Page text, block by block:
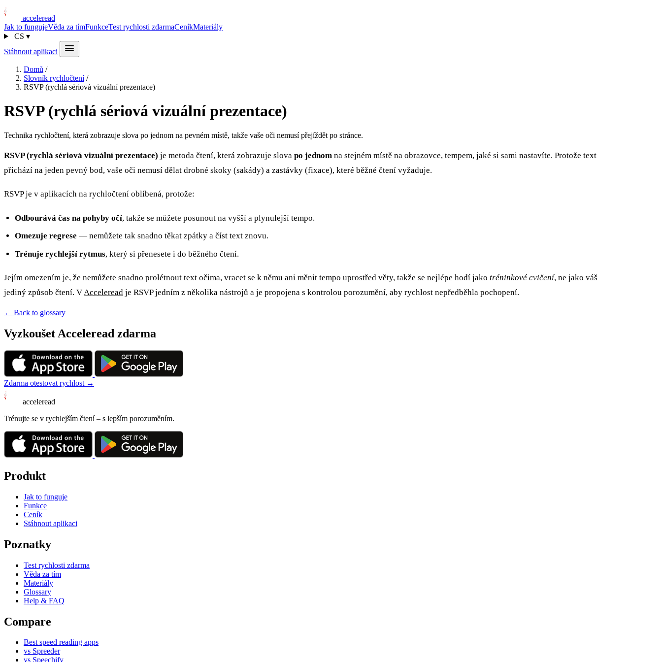
acceleread
Jak to fungujeVěda za tímFunkceTest rychlosti zdarmaCeníkMateriály
CS ▾
Stáhnout aplikaci
Domů /
Slovník rychločtení /
RSVP (rychlá sériová vizuální prezentace)
RSVP (rychlá sériová vizuální prezentace)
Technika rychločtení, která zobrazuje slova po jednom na pevném místě, takže vaše oči nemusí přejíždět po stránce.
RSVP (rychlá sériová vizuální prezentace) je metoda čtení, která zobrazuje slova po jednom na stejném místě na obrazovce, tempem, jaké si sami nastavíte. Protože text
přichází na jeden pevný bod, vaše oči nemusí dělat drobné skoky (sakády) a zastávky (fixace), které běžné čtení vyžaduje.
RSVP je v aplikacích na rychločtení oblíbená, protože:
Odbourává čas na pohyby očí, takže se můžete posunout na vyšší a plynulejší tempo.
Omezuje regrese — nemůžete tak snadno těkat zpátky a číst text znovu.
Trénuje rychlejší rytmus, který si přenesete i do běžného čtení.
Jejím omezením je, že nemůžete snadno prolétnout text očima, vracet se k němu ani měnit tempo uprostřed věty, takže se nejlépe hodí jako tréninkové cvičení, ne jako váš
jediný způsob čtení. VAcceleread je RSVP jedním z několika nástrojů a je propojena s kontrolou porozumění, aby rychlost nepředběhla pochopení.
← Back to glossary
Vyzkoušet Acceleread zdarma
Zdarma otestovat rychlost →
acceleread
Trénujte se v rychlejším čtení – s lepším porozuměním.
Produkt
Jak to funguje
Funkce
Ceník
Stáhnout aplikaci
Poznatky
Test rychlosti zdarma
Věda za tím
Materiály
Glossary
Help & FAQ
Compare
Best speed reading apps
vs Spreeder
vs Speechify